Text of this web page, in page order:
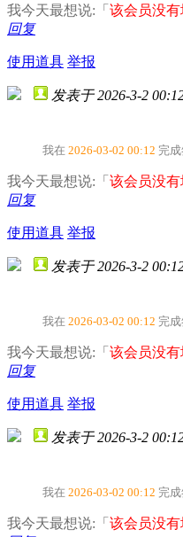
我今天最想说:「 该会员没
回复
使用道具 举报
发表于 2026-3-2
我在 2026-03-02 00:12 完
我今天最想说:「 该会员没
回复
使用道具 举报
发表于 2026-3-2
我在 2026-03-02 00:12 完
我今天最想说:「 该会员没
回复
使用道具 举报
发表于 2026-3-2
我在 2026-03-02 00:12 完
我今天最想说:「 该会员没